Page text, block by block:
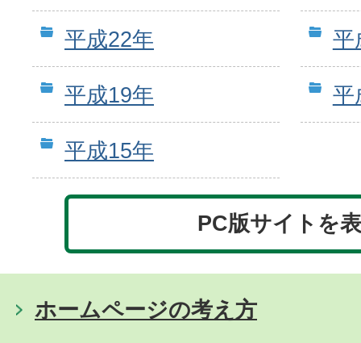
平成22年 平
平成19年 平
平成15年
PC版サイトを
ホームページの考え方